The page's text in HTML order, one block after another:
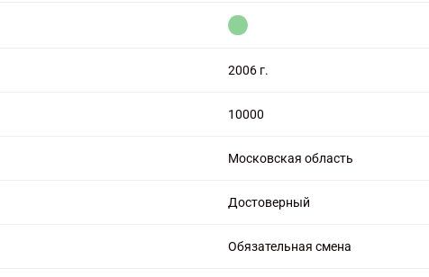
С лицензией на алмазную торговлю
2006 г.
10000
Московская область
Достоверный
Обязательная смена